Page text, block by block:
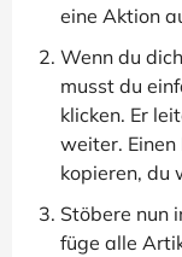
eine Aktion
Wenn du
musst du
klicken. Er
weiter.
kopieren, du
Stöbere nun
füge alle